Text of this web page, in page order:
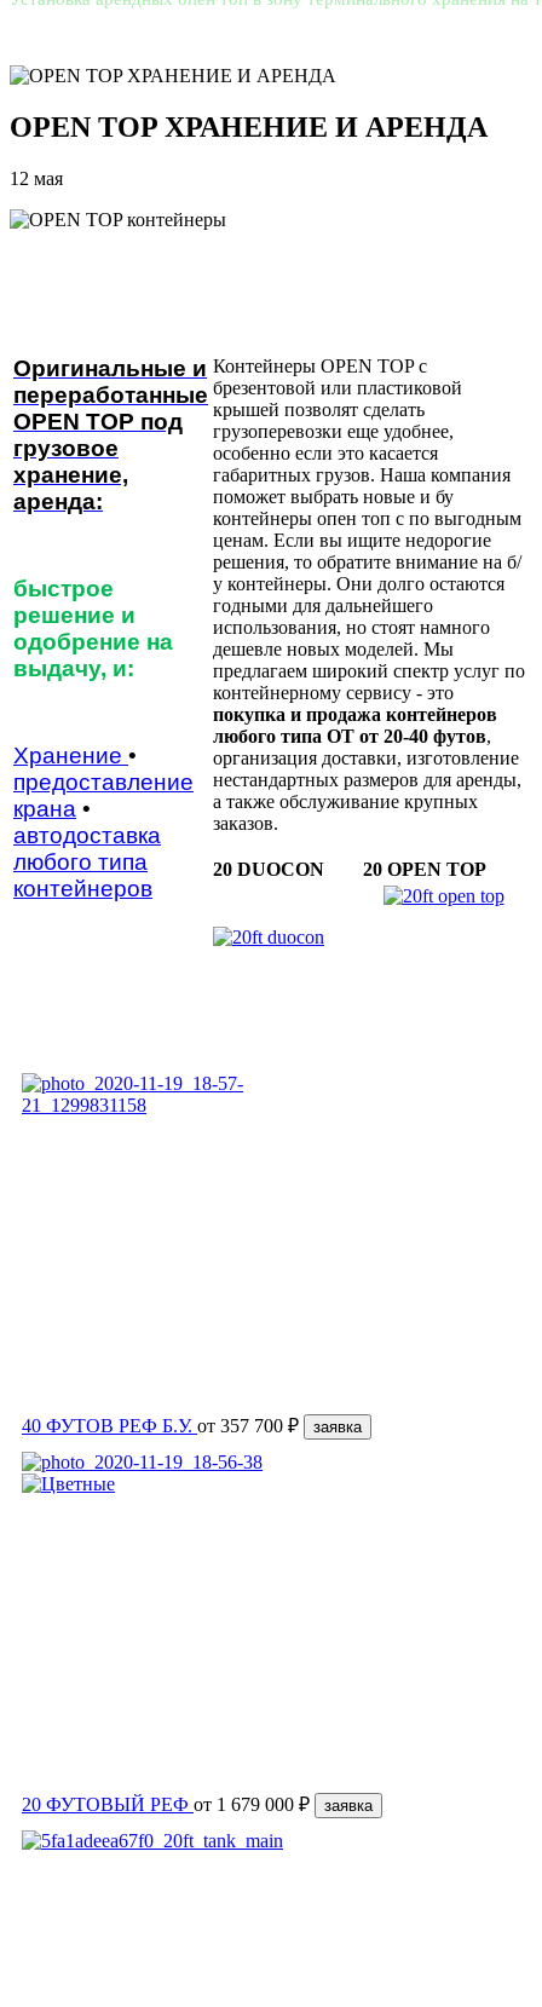
OPEN TOP ХРАНЕНИЕ И АРЕНДА
12 мая
Оригинальные и
переработанные
OPEN TOP под
грузовое
хранение,
аренда:
быстрое
решение и
одобрение на
выдачу, и:
Хранение •
предоставление
крана •
автодоставка
любого типа
контейнеров
Контейнеры OPEN TOP с
брезентовой или пластиковой
крышей позволят сделать
грузоперевозки еще удобнее,
особенно если это касается
габаритных грузов. Наша компания
поможет выбрать новые и бу
контейнеры опен топ с по выгодным
ценам. Если вы ищите недорогие
решения, то обратите внимание на б/
у контейнеры. Они долго остаются
годными для дальнейшего
использования, но стоят намного
дешевле новых моделей. Мы
предлагаем широкий спектр услуг по
контейнерному сервису - это
покупка и продажа контейнеров
любого типа ОT от 20-40 футов,
организация доставки, изготовление
нестандартных размеров для аренды,
а также обслуживание крупных
заказов.
20 DUOCON 20 OPEN TOP
40 ФУТОВ РЕФ Б.У. от 357 700 ₽ заявка
20 ФУТОВЫЙ РЕФ от 1 679 000 ₽ заявка